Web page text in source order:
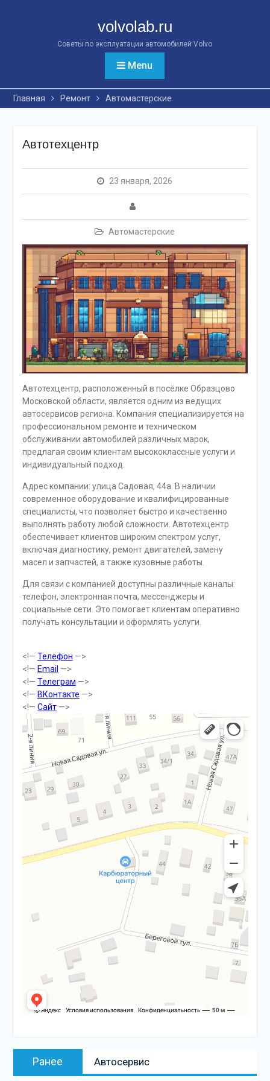
volvolab.ru
Советы по эксплуатации автомобилей Volvo
Menu
Главная Ремонт Автомастерские
Автотехцентр
23 января, 2026
Автомастерские
Автотехцентр, расположенный в посёлке Образцово
Московской области, является одним из ведущих
автосервисов региона. Компания специализируется на
профессиональном ремонте и техническом
обслуживании автомобилей различных марок,
предлагая своим клиентам высококлассные услуги и
индивидуальный подход.
Адрес компании: улица Садовая, 44а. В наличии
современное оборудование и квалифицированные
специалисты, что позволяет быстро и качественно
выполнять работу любой сложности. Автотехцентр
обеспечивает клиентов широким спектром услуг,
включая диагностику, ремонт двигателей, замену
масел и запчастей, а также кузовные работы.
Для связи с компанией доступны различные каналы:
телефон, электронная почта, мессенджеры и
социальные сети. Это помогает клиентам оперативно
получать консультации и оформлять услуги.
<!— Телефон —>
<!— Email —>
<!— Телеграм —>
<!— ВКонтакте —>
<!— Сайт—>
Навигация
Ранее
Предыдущая
запись:
Автосервис